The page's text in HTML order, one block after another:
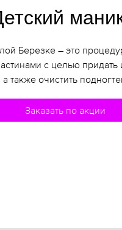
Березке – это
с целью
также очистить
Заказать по акции